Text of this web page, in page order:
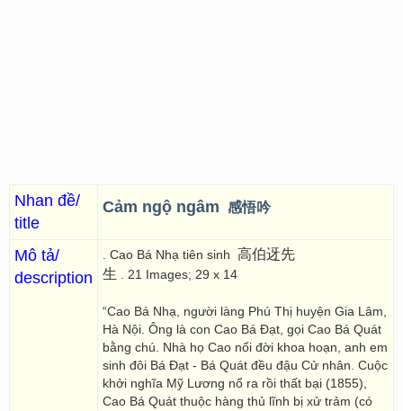
Nhan đề/
title
Cảm ngộ ngâm 感悟吟
Mô tả/
description
. Cao Bá Nhạ tiên sinh 高伯迓先
生 . 21 Images; 29 x 14
“Cao Bá Nhạ, người làng Phú Thị huyện Gia Lâm,
Hà Nội. Ông là con Cao Bá Đạt, gọi Cao Bá Quát
bằng chú. Nhà họ Cao nối đời khoa hoạn, anh em
sinh đôi Bá Đạt - Bá Quát đều đậu Cử nhân. Cuộc
khởi nghĩa Mỹ Lương nổ ra rồi thất bại (1855),
Cao Bá Quát thuộc hàng thủ lĩnh bị xử trảm (có